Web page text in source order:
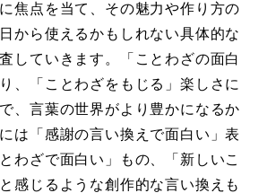
焦点を当て、その魅力や作り方の
から使えるかもしれない具体的な
していきます。「ことわざの面白
、「ことわざをもじる」楽しさに
、言葉の世界がより豊かになるか
は「感謝の言い換えで面白い」表
わざで面白い」もの、「新しいこ
感じるような創作的な言い換えも